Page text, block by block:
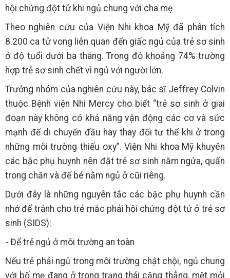
hội chứng đột tử khi ngủ chung với cha mẹ
Theo nghiên cứu của Viện Nhi khoa Mỹ đã phân tích
8.200 ca tử vong liên quan đến giấc ngủ của trẻ sơ sinh
ở độ tuổi dưới ba tháng. Trong đó khoảng 74% trường
hợp trẻ sơ sinh chết vì ngủ với người lớn.
Trưởng nhóm của nghiên cứu này, bác sĩ Jeffrey Colvin
thuộc Bệnh viện Nhi Mercy cho biết “trẻ sơ sinh ở giai
đoạn này không có khả năng vận động các cơ và sức
mạnh để di chuyển đầu hay thay đổi tư thế khi ở trong
những môi trường thiếu oxy”. Viện Nhi khoa Mỹ khuyên
các bậc phụ huynh nên đặt trẻ sơ sinh nằm ngửa, quấn
trong chăn và để bé nằm ngủ ở cũi riêng.
Dưới đây là những nguyên tắc các bậc phụ huynh cần
nhớ để tránh cho trẻ mắc phải hội chứng đột tử ở trẻ sơ
sinh (SIDS):
- Để trẻ ngủ ở môi trường an toàn
Nếu trẻ phải ngủ trong môi trường chật chội, ngủ chung
với bố mẹ đang ở trong trạng thái căng thẳng, mệt mỏi